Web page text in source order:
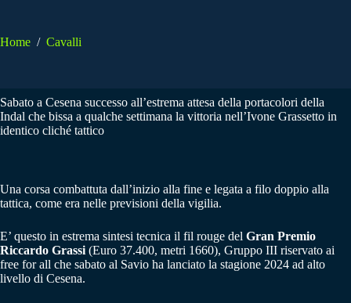
Home / Cavalli
Sabato a Cesena successo all’estrema attesa della portacolori della
Indal che bissa a qualche settimana la vittoria nell’Ivone Grassetto in
identico cliché tattico
Una corsa combattuta dall’inizio alla fine e legata a filo doppio alla
tattica, come era nelle previsioni della vigilia.
E’ questo in estrema sintesi tecnica il fil rouge del Gran Premio
Riccardo Grassi (Euro 37.400, metri 1660), Gruppo III riservato ai
free for all che sabato al Savio ha lanciato la stagione 2024 ad alto
livello di Cesena.